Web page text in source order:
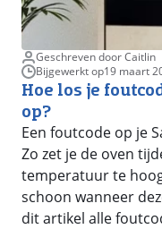
Geschreven door Caitlin
Bijgewerkt op19 maart
Hoe los je
op?
Een foutcode op je
Zo zet je de oven
temperatuur te
schoon wanneer
dit artikel alle